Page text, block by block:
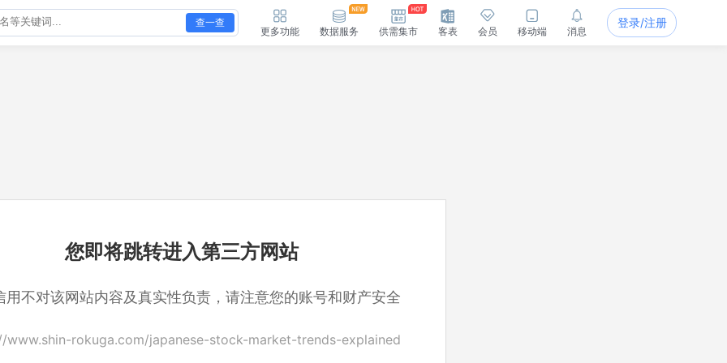
查一查
更多功能 数据服务 供需集市 客表 会员 移动端 消息
登录/注册
您即将跳转进入第三方网站
用不对该网站内容及真实性负责，请注意您的账号和财产安全
www.shin-rokuga.com/japanese-stock-market-trends-explained